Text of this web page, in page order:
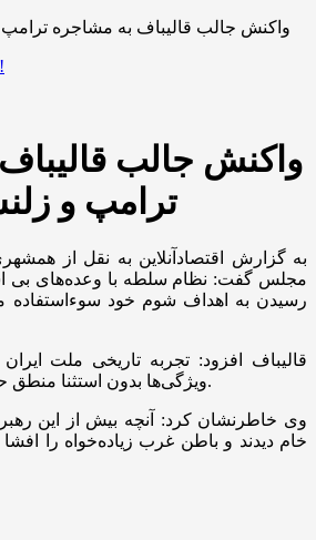
واکنش جالب قالیباف به مشاجره
واکنش جالب
ترامپ و
به گزارش اقتصادآنلاین به نقل از
مجلس گفت: نظام سلطه با وعده‌های بی
رسیدن به اهداف شوم خود سوءاستفاده
قالیباف افزود: تجربه تاریخی ملت
ویژگی‌ها بدون استثنا منطق حاکم بر رفتار آمریکاست.
وی خاطرنشان کرد: آنچه بیش از این
خام دیدند و باطن غرب زیاده‌خواه را افشا